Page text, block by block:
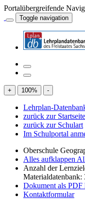
Portalübergreifende
Toggle navigation
+ 100% -
Lehrplan-
zurück zur Startseite
zurück zur Schulart
Im Schulportal
Oberschule
Alles aufklappen
Anzahl der
Materialdatenbank:
Dokument als PDF
Kontaktformular